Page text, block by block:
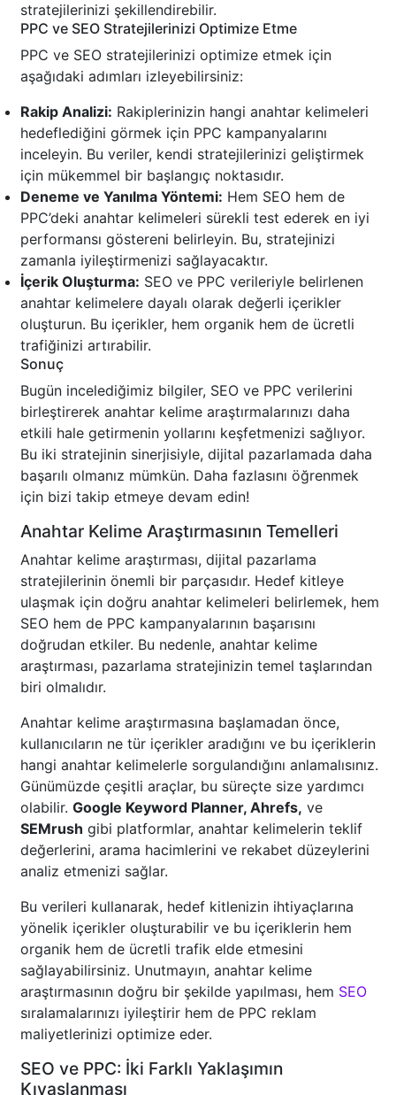
stratejilerinizi şekillendirebilir.
PPC ve SEO Stratejilerinizi Optimize Etme
PPC ve SEO stratejilerinizi optimize etmek için
aşağıdaki adımları izleyebilirsiniz:
Rakip Analizi: Rakiplerinizin hangi anahtar kelimeleri
hedeflediğini görmek için PPC kampanyalarını
inceleyin. Bu veriler, kendi stratejilerinizi geliştirmek
için mükemmel bir başlangıç noktasıdır.
Deneme ve Yanılma Yöntemi: Hem SEO hem de
PPC’deki anahtar kelimeleri sürekli test ederek en iyi
performansı göstereni belirleyin. Bu, stratejinizi
zamanla iyileştirmenizi sağlayacaktır.
İçerik Oluşturma: SEO ve PPC verileriyle belirlenen
anahtar kelimelere dayalı olarak değerli içerikler
oluşturun. Bu içerikler, hem organik hem de ücretli
trafiğinizi artırabilir.
Sonuç
Bugün incelediğimiz bilgiler, SEO ve PPC verilerini
birleştirerek anahtar kelime araştırmalarınızı daha
etkili hale getirmenin yollarını keşfetmenizi sağlıyor.
Bu iki stratejinin sinerjisiyle, dijital pazarlamada daha
başarılı olmanız mümkün. Daha fazlasını öğrenmek
için bizi takip etmeye devam edin!
Anahtar Kelime Araştırmasının Temelleri
Anahtar kelime araştırması, dijital pazarlama
stratejilerinin önemli bir parçasıdır. Hedef kitleye
ulaşmak için doğru anahtar kelimeleri belirlemek, hem
SEO hem de PPC kampanyalarının başarısını
doğrudan etkiler. Bu nedenle, anahtar kelime
araştırması, pazarlama stratejinizin temel taşlarından
biri olmalıdır.
Anahtar kelime araştırmasına başlamadan önce,
kullanıcıların ne tür içerikler aradığını ve bu içeriklerin
hangi anahtar kelimelerle sorgulandığını anlamalısınız.
Günümüzde çeşitli araçlar, bu süreçte size yardımcı
olabilir. Google Keyword Planner, Ahrefs, ve
SEMrush gibi platformlar, anahtar kelimelerin teklif
değerlerini, arama hacimlerini ve rekabet düzeylerini
analiz etmenizi sağlar.
Bu verileri kullanarak, hedef kitlenizin ihtiyaçlarına
yönelik içerikler oluşturabilir ve bu içeriklerin hem
organik hem de ücretli trafik elde etmesini
sağlayabilirsiniz. Unutmayın, anahtar kelime
araştırmasının doğru bir şekilde yapılması, hem SEO
sıralamalarınızı iyileştirir hem de PPC reklam
maliyetlerinizi optimize eder.
SEO ve PPC: İki Farklı Yaklaşımın
Kıyaslanması